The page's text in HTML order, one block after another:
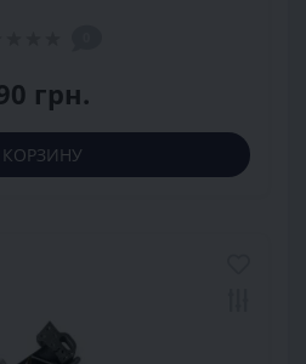
грн.
КОРЗИНУ